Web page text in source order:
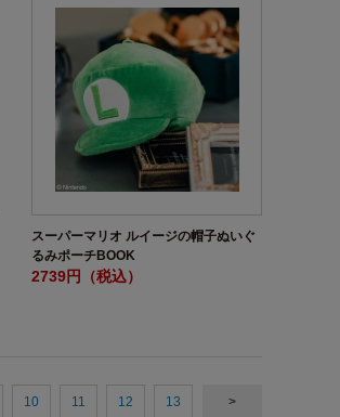
スーパーマリオ ルイージの帽子ぬいぐ
るみポーチBOOK
2739円（税込）
10 11 12 13 >